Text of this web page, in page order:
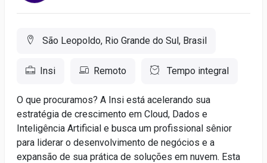
São Leopoldo, Rio Grande do Sul, Brasil
Insi Remoto Tempo integral
O que procuramos? A Insi está acelerando sua
estratégia de crescimento em Cloud, Dados e
Inteligência Artificial e busca um profissional sênior
para liderar o desenvolvimento de negócios e a
expansão de sua prática de soluções em nuvem. Esta